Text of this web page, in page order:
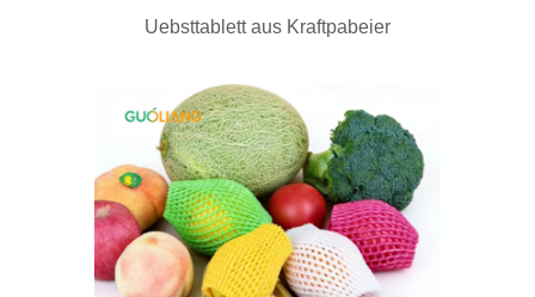
Uebsttablett aus Kraftpabeier